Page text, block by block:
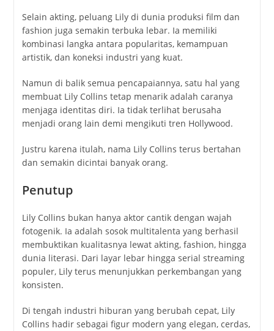
Selain akting, peluang Lily di dunia produksi film dan
fashion juga semakin terbuka lebar. Ia memiliki
kombinasi langka antara popularitas, kemampuan
artistik, dan koneksi industri yang kuat.
Namun di balik semua pencapaiannya, satu hal yang
membuat Lily Collins tetap menarik adalah caranya
menjaga identitas diri. Ia tidak terlihat berusaha
menjadi orang lain demi mengikuti tren Hollywood.
Justru karena itulah, nama Lily Collins terus bertahan
dan semakin dicintai banyak orang.
Penutup
Lily Collins bukan hanya aktor cantik dengan wajah
fotogenik. Ia adalah sosok multitalenta yang berhasil
membuktikan kualitasnya lewat akting, fashion, hingga
dunia literasi. Dari layar lebar hingga serial streaming
populer, Lily terus menunjukkan perkembangan yang
konsisten.
Di tengah industri hiburan yang berubah cepat, Lily
Collins hadir sebagai figur modern yang elegan, cerdas,